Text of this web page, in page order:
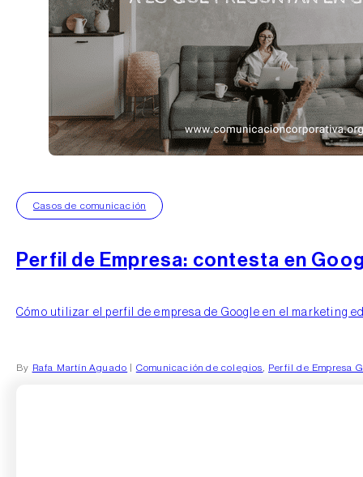
Perfil de Empresa: contesta en
Cómo utilizar el perfil de empresa de Google en el marketing
By Rafa Martín Aguado Comunicación de colegios Perfil de Empresa